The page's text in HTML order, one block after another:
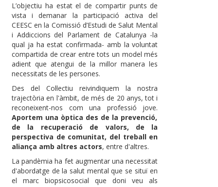
L’objectiu ha estat el de compartir punts de
vista i demanar la participació activa del
CEESC en la Comissió d’Estudi de Salut Mental
i Addiccions del Parlament de Catalunya -la
qual ja ha estat confirmada- amb la voluntat
compartida de crear entre tots un model més
adient que atengui de la millor manera les
necessitats de les persones.
Des del Col·lectiu reivindiquem la nostra
trajectòria en l'àmbit, de més de 20 anys, tot i
reconeixent-nos com una professió jove.
Aportem una òptica des de la prevenció,
de la recuperació de valors, de la
perspectiva de comunitat, del treball en
aliança amb altres actors, entre d'altres.
La pandèmia ha fet augmentar una necessitat
d'abordatge de la salut mental que se situï en
el marc biopsicosocial que doni veu als